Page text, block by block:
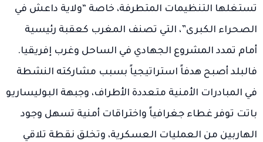
تستغلها التنظيمات المتطرفة، خاصة “ولاية داعش في
الصحراء الكبرى”، التي تصنف المغرب كعقبة رئيسية
أمام تمدد المشروع الجهادي في الساحل وغرب إفريقيا.
فالبلد أصبح هدفاً استراتيجياً بسبب مشاركته النشطة
في المبادرات الأمنية متعددة الأطراف، وجبهة البوليساريو
باتت توفر غطاء جغرافياً واختراقات أمنية تسهل وجود
الهاربين من العمليات العسكرية، وتخلق نقطة تلاقي